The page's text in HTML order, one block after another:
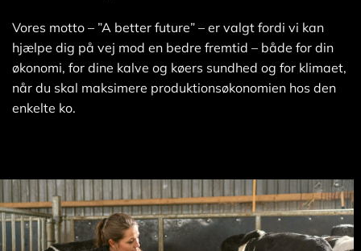
Vores motto – ”A better future” – er valgt fordi vi kan
hjælpe dig på vej mod en bedre fremtid – både for din
økonomi, for dine kalve og køers sundhed og for klimaet,
når du skal maksimere produktionsøkonomien hos den
enkelte ko.